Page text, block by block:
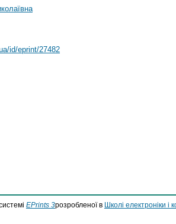
id/eprint/27482
EPrints 3розробленої в Школі електроніки